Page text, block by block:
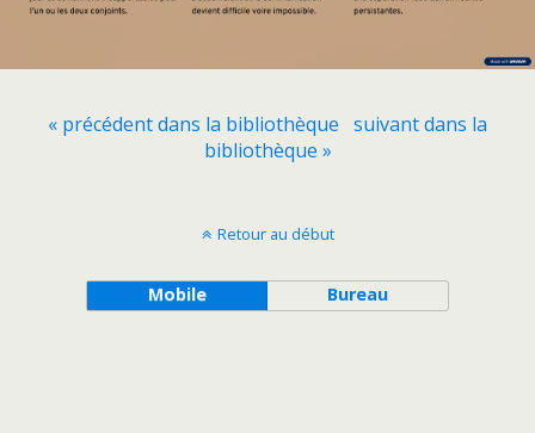
« précédent dans la bibliothèque suivant dans la
bibliothèque »
Retour au début
Mobile Bureau